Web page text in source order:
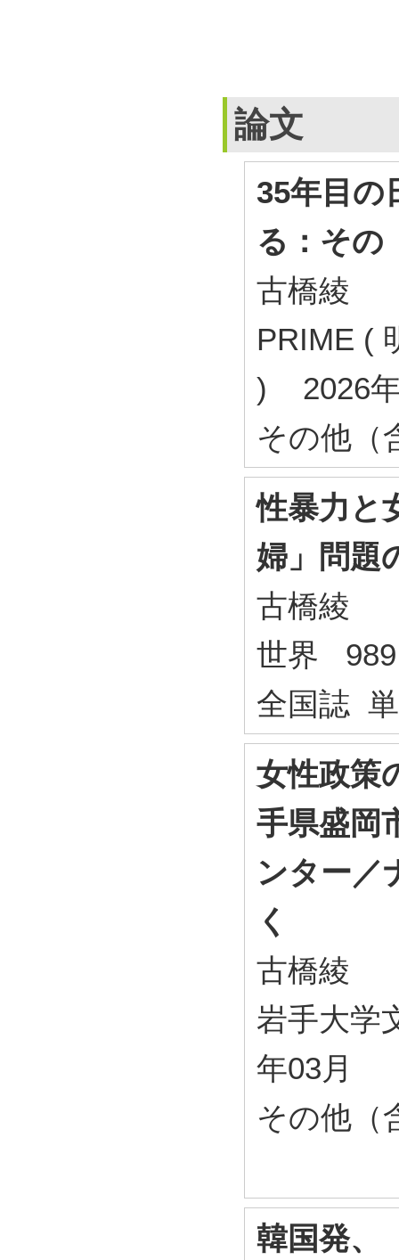
論文
35年目の
る：その
古橋綾
PRIME (
) 2026年
その他（
性暴力と
婦」問題
古橋綾
世界
全国誌
女性政策
手県盛岡
ンター／
く
古橋綾
岩手大
年03月
その他（
韓国発、